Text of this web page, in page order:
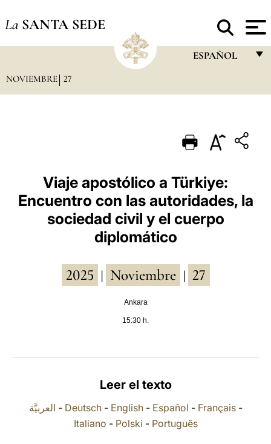
La SANTA SEDE
ESPAÑOL
PORTUGUÊS
ESPAÑOL
DEUTSCH
POLSKI
中文
NOVIEMBRE 27
Viaje apostólico a Türkiye:
Encuentro con las autoridades, la
sociedad civil y el cuerpo
diplomático
2025 Noviembre 27
Ankara
15:30 h.
Leer el texto
العربيَّة - Deutsch- English- Español - Français-
Italiano - Polski - Português